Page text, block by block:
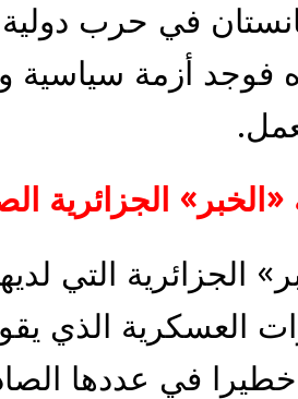
في حرب
فوجد أزمة سياسية
الجزائرية
الجزائرية التي
العسكرية الذي